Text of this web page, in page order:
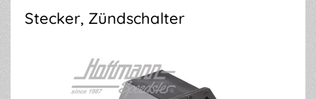
Stecker, Zündschalter